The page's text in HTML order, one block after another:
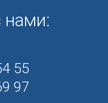
нами:
55
97